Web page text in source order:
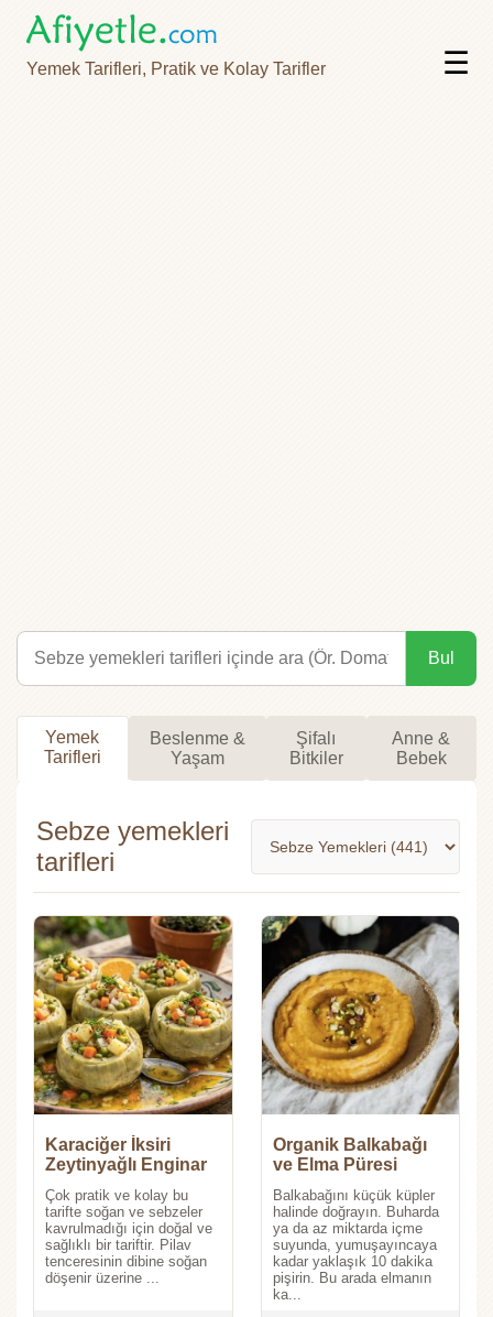
Yemek Tarifleri, Pratik ve Kolay Tarifler ☰
Bul
Yemek
Tarifleri
Beslenme &
Yaşam
Şifalı
Bitkiler
Anne &
Bebek
Sebze yemekleri
tarifleri
Karaciğer İksiri
Zeytinyağlı Enginar
Çok pratik ve kolay bu
tarifte soğan ve sebzeler
kavrulmadığı için doğal ve
sağlıklı bir tariftir. Pilav
tenceresinin dibine soğan
döşenir üzerine ...
Organik Balkabağı
ve Elma Püresi
Balkabağını küçük küpler
halinde doğrayın. Buharda
ya da az miktarda içme
suyunda, yumuşayıncaya
kadar yaklaşık 10 dakika
pişirin. Bu arada elmanın
ka...